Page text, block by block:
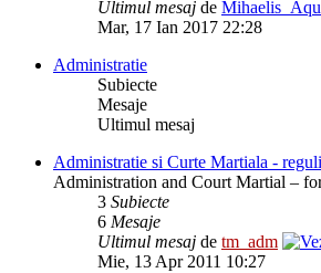
Ultimul mesaj de
Mar, 17 Ian 2017 22:28
Administratie
Subiecte
Mesaje
Ultimul mesaj
Administratie si Curte Martiala -
Administration and Court Martial –
3 Subiecte
6 Mesaje
Ultimul mesaj de tm_adm
Mie, 13 Apr 2011 10:27